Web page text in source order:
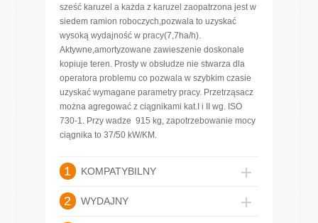
sześć karuzel a każda z karuzel zaopatrzona jest w
siedem ramion roboczych,pozwala to uzyskać
wysoką wydajność w pracy(7,7ha/h).
Aktywne,amortyzowane zawieszenie doskonale
kopiuje teren. Prosty w obsłudze nie stwarza dla
operatora problemu co pozwala w szybkim czasie
uzyskać wymagane parametry pracy. Przetrząsacz
można agregować z ciągnikami kat.I i II wg. ISO
730-1. Przy wadze 915 kg, zapotrzebowanie mocy
ciągnika to 37/50 kW/KM.
1 KOMPATYBILNY
2 WYDAJNY